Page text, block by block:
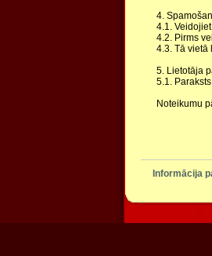
4.
4.1.
4.2. Pirms
4.3. Tā vietā
5. Lietotāja
5.1.
Noteikumu
Informācija